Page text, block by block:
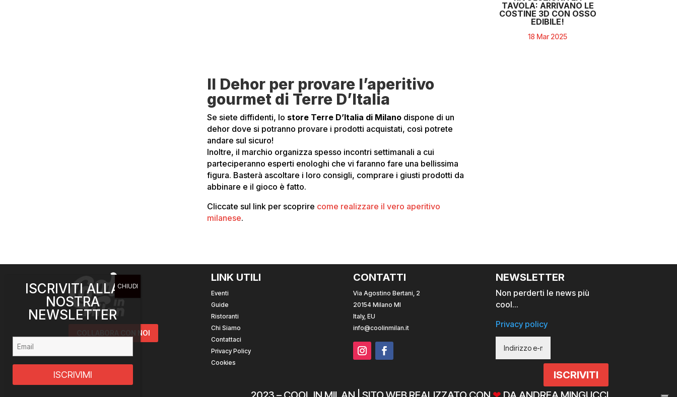
Il Dehor per provare l’aperitivo
gourmet di Terre D’Italia
Se siete diffidenti, lo store Terre D’Italia di Milano dispone di un
dehor dove si potranno provare i prodotti acquistati, così potrete
andare sul sicuro!
Inoltre, il marchio organizza spesso incontri settimanali a cui
parteciperanno esperti enologhi che vi faranno fare una bellissima
figura. Basterà ascoltare i loro consigli, comprare i giusti prodotti da
abbinare e il gioco è fatto.
Cliccate sul link per scoprire come realizzare il vero aperitivo
milanese.
TAVOLA: ARRIVANO LE
COSTINE 3D CON OSSO
EDIBILE!
18 Mar 2025
COLLABORA CON NOI
LINK UTILI
Eventi
Guide
Ristoranti
Chi Siamo
Contattaci
Privacy Policy
Cookies
CONTATTI
Via Agostino Bertani, 2
20154 Milano MI
Italy, EU
info@coolinmilan.it
NEWSLETTER
Non perderti le news più
cool…
Privacy policy
ISCRIVITI
ISCRIVITI ALLA
NOSTRA
NEWSLETTER
ISCRIVIMI